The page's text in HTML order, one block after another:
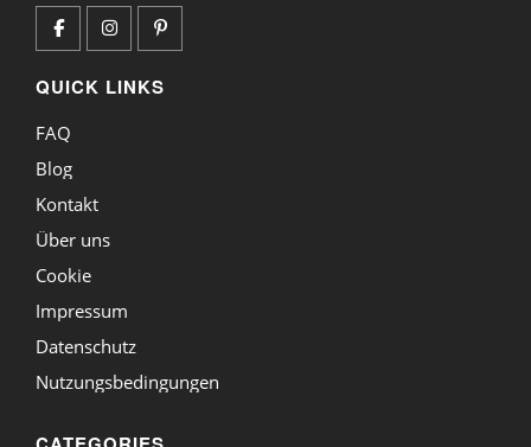
QUICK LINKS
FAQ
Blog
Kontakt
Über uns
Cookie
Impressum
Datenschutz
Nutzungsbedingungen